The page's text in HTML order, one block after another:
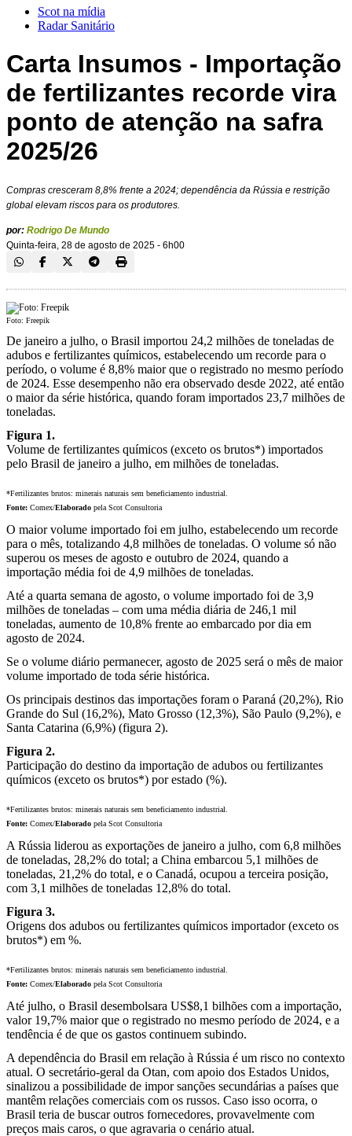
Scot na mídia
Radar Sanitário
Carta Insumos - Importação
de fertilizantes recorde vira
ponto de atenção na safra
2025/26
Compras cresceram 8,8% frente a 2024; dependência da Rússia e restrição
global elevam riscos para os produtores.
por: Rodrigo De Mundo
Quinta-feira, 28 de agosto de 2025 - 6h00
Foto: Freepik
De janeiro a julho, o Brasil importou 24,2 milhões de toneladas de
adubos e fertilizantes químicos, estabelecendo um recorde para o
período, o volume é 8,8% maior que o registrado no mesmo período
de 2024. Esse desempenho não era observado desde 2022, até então
o maior da série histórica, quando foram importados 23,7 milhões de
toneladas.
Figura 1.
Volume de fertilizantes químicos (exceto os brutos*) importados
pelo Brasil de janeiro a julho, em milhões de toneladas.
*Fertilizantes brutos: minerais naturais sem beneficiamento industrial.
Fonte: Comex/Elaborado pela Scot Consultoria
O maior volume importado foi em julho, estabelecendo um recorde
para o mês, totalizando 4,8 milhões de toneladas. O volume só não
superou os meses de agosto e outubro de 2024, quando a
importação média foi de 4,9 milhões de toneladas.
Até a quarta semana de agosto, o volume importado foi de 3,9
milhões de toneladas – com uma média diária de 246,1 mil
toneladas, aumento de 10,8% frente ao embarcado por dia em
agosto de 2024.
Se o volume diário permanecer, agosto de 2025 será o mês de maior
volume importado de toda série histórica.
Os principais destinos das importações foram o Paraná (20,2%), Rio
Grande do Sul (16,2%), Mato Grosso (12,3%), São Paulo (9,2%), e
Santa Catarina (6,9%) (figura 2).
Figura 2.
Participação do destino da importação de adubos ou fertilizantes
químicos (exceto os brutos*) por estado (%).
*Fertilizantes brutos: minerais naturais sem beneficiamento industrial.
Fonte: Comex/Elaborado pela Scot Consultoria
A Rússia liderou as exportações de janeiro a julho, com 6,8 milhões
de toneladas, 28,2% do total; a China embarcou 5,1 milhões de
toneladas, 21,2% do total, e o Canadá, ocupou a terceira posição,
com 3,1 milhões de toneladas 12,8% do total.
Figura 3.
Origens dos adubos ou fertilizantes químicos importador (exceto os
brutos*) em %.
*Fertilizantes brutos: minerais naturais sem beneficiamento industrial.
Fonte: Comex/Elaborado pela Scot Consultoria
Até julho, o Brasil desembolsara US$8,1 bilhões com a importação,
valor 19,7% maior que o registrado no mesmo período de 2024, e a
tendência é de que os gastos continuem subindo.
A dependência do Brasil em relação à Rússia é um risco no contexto
atual. O secretário-geral da Otan, com apoio dos Estados Unidos,
sinalizou a possibilidade de impor sanções secundárias a países que
mantêm relações comerciais com os russos. Caso isso ocorra, o
Brasil teria de buscar outros fornecedores, provavelmente com
preços mais caros, o que agravaria o cenário atual.